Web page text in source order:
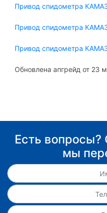
Привод спидометра
Привод спидометра
Привод спидометра
Обновлена апгрейд от 23
Есть вопросы?
мы